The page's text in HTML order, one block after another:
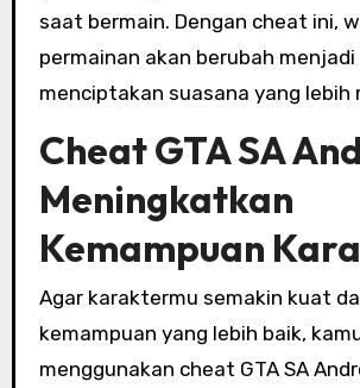
saat bermain. Dengan cheat ini,
permainan akan berubah menjadi
menciptakan suasana yang lebih
Cheat GTA SA
Meningkatkan
Kemampuan
Agar karaktermu semakin kuat
kemampuan yang lebih baik,
menggunakan cheat GTA SA